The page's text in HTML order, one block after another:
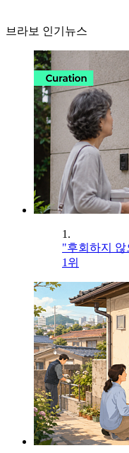
브라보 인기뉴스
1.
"후회하지
1위